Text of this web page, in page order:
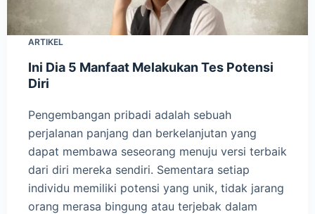
ARTIKEL
Ini Dia 5 Manfaat Melakukan Tes Potensi
Diri
Pengembangan pribadi adalah sebuah
perjalanan panjang dan berkelanjutan yang
dapat membawa seseorang menuju versi terbaik
dari diri mereka sendiri. Sementara setiap
individu memiliki potensi yang unik, tidak jarang
orang merasa bingung atau terjebak dalam